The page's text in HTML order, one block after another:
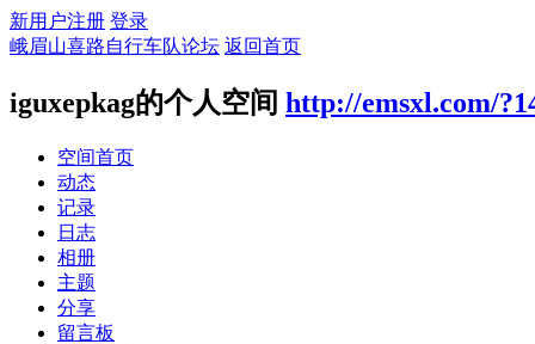
新用户注册 登录
峨眉山喜路自行车队论坛 返回首页
iguxepkag的个人空间 http://emsxl.com/
空间首页
动态
记录
日志
相册
主题
分享
留言板